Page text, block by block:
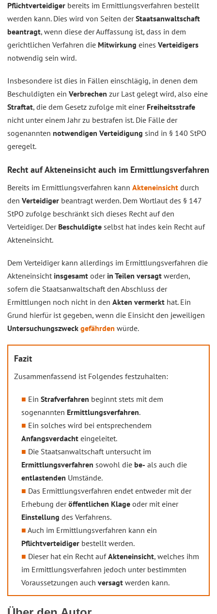
Pflichtverteidiger bereits im Ermittlungsverfahren bestellt
werden kann. Dies wird von Seiten derStaatsanwaltschaft
beantragt, wenn diese der Auffassung ist, dass in dem
gerichtlichen Verfahren die Mitwirkung eines Verteidigers
notwendig sein wird.
Insbesondere ist dies in Fällen einschlägig, in denen dem
Beschuldigten ein Verbrechen zur Last gelegt wird, also eine
Straftat, die dem Gesetz zufolge mit einer Freiheitsstrafe
nicht unter einem Jahr zu bestrafen ist. Die Fälle der
sogenannten notwendigen Verteidigung sind in § 140 StPO
geregelt.
Recht auf Akteneinsicht auch im Ermittlungsverfahren
Bereits im Ermittlungsverfahren kann Akteneinsicht durch
den Verteidiger beantragt werden. Dem Wortlaut des § 147
StPO zufolge beschränkt sich dieses Recht auf den
Verteidiger. Der Beschuldigte selbst hat indes kein Recht auf
Akteneinsicht.
Dem Verteidiger kann allerdings im Ermittlungsverfahren die
Akteneinsicht insgesamt oder in Teilen versagt werden,
sofern die Staatsanwaltschaft den Abschluss der
Ermittlungen noch nicht in den Akten vermerkt hat. Ein
Grund hierfür ist gegeben, wenn die Einsicht den jeweiligen
Untersuchungszweck gefährden würde.
Fazit
Zusammenfassend ist Folgendes festzuhalten:
Ein Strafverfahren beginnt stets mit dem
sogenannten Ermittlungsverfahren.
Ein solches wird bei entsprechendem
Anfangsverdacht eingeleitet.
Die Staatsanwaltschaft untersucht im
Ermittlungsverfahren sowohl die be- als auch die
entlastenden Umstände.
Das Ermittlungsverfahren endet entweder mit der
Erhebung deröffentlichen Klage oder mit einer
Einstellung des Verfahrens.
Auch im Ermittlungsverfahren kann ein
Pflichtverteidiger bestellt werden.
Dieser hat ein Recht aufAkteneinsicht, welches ihm
im Ermittlungsverfahren jedoch unter bestimmten
Voraussetzungen auch versagt werden kann.